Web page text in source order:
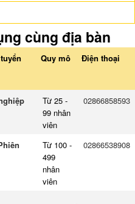
cùng địa bàn
Quy mô Điện thoại
Từ 25 -
99 nhân
viên
02866858593
Từ 100 -
499
nhân
viên
02866538908